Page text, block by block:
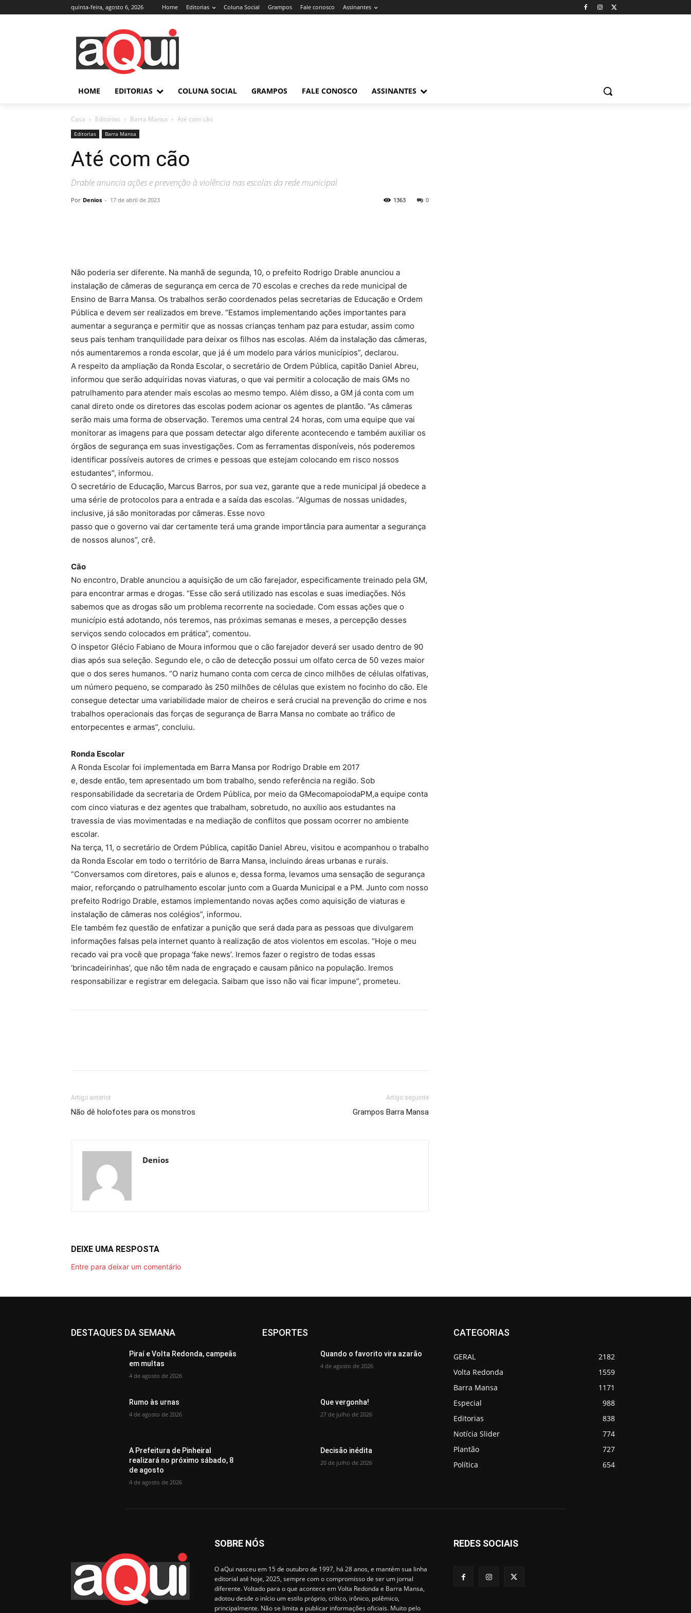
quinta-feira, agosto 6, 2026 Home Editorias Coluna Social Grampos Fale conosco Assinantes
HOME EDITORIAS COLUNA SOCIAL GRAMPOS FALE CONOSCO ASSINANTES
Casa Editorias Barra Mansa Até com cão
Editorias Barra Mansa
Até com cão
Drable anuncia ações e prevenção à violência nas escolas da rede municipal
Por Denios - 17 de abril de 2023 0
1363
Não poderia ser diferente. Na manhã de segunda, 10, o prefeito Rodrigo Drable anunciou a
instalação de câmeras de segurança em cerca de 70 escolas e creches da rede municipal de
Ensino de Barra Mansa. Os trabalhos serão coordenados pelas secretarias de Educação e Ordem
Pública e devem ser realizados em breve. “Estamos implementando ações importantes para
aumentar a segurança e permitir que as nossas crianças tenham paz para estudar, assim como
seus pais tenham tranquilidade para deixar os filhos nas escolas. Além da instalação das câmeras,
nós aumentaremos a ronda escolar, que já é um modelo para vários municípios”, declarou.
A respeito da ampliação da Ronda Escolar, o secretário de Ordem Pública, capitão Daniel Abreu,
informou que serão adquiridas novas viaturas, o que vai permitir a colocação de mais GMs no
patrulhamento para atender mais escolas ao mesmo tempo. Além disso, a GM já conta com um
canal direto onde os diretores das escolas podem acionar os agentes de plantão. “As câmeras
serão mais uma forma de observação. Teremos uma central 24 horas, com uma equipe que vai
monitorar as imagens para que possam detectar algo diferente acontecendo e também auxiliar os
órgãos de segurança em suas investigações. Com as ferramentas disponíveis, nós poderemos
identificar possíveis autores de crimes e pessoas que estejam colocando em risco nossos
estudantes”, informou.
O secretário de Educação, Marcus Barros, por sua vez, garante que a rede municipal já obedece a
uma série de protocolos para a entrada e a saída das escolas. “Algumas de nossas unidades,
inclusive, já são monitoradas por câmeras. Esse novo
passo que o governo vai dar certamente terá uma grande importância para aumentar a segurança
de nossos alunos”, crê.
Cão
No encontro, Drable anunciou a aquisição de um cão farejador, especificamente treinado pela GM,
para encontrar armas e drogas. “Esse cão será utilizado nas escolas e suas imediações. Nós
sabemos que as drogas são um problema recorrente na sociedade. Com essas ações que o
município está adotando, nós teremos, nas próximas semanas e meses, a percepção desses
serviços sendo colocados em prática”, comentou.
O inspetor Glécio Fabiano de Moura informou que o cão farejador deverá ser usado dentro de 90
dias após sua seleção. Segundo ele, o cão de detecção possui um olfato cerca de 50 vezes maior
que o dos seres humanos. “O nariz humano conta com cerca de cinco milhões de células olfativas,
um número pequeno, se comparado às 250 milhões de células que existem no focinho do cão. Ele
consegue detectar uma variabilidade maior de cheiros e será crucial na prevenção do crime e nos
trabalhos operacionais das forças de segurança de Barra Mansa no combate ao tráfico de
entorpecentes e armas”, concluiu.
Ronda Escolar
A Ronda Escolar foi implementada em Barra Mansa por Rodrigo Drable em 2017
e, desde então, tem apresentado um bom trabalho, sendo referência na região. Sob
responsabilidade da secretaria de Ordem Pública, por meio da GMecomapoiodaPM,a equipe conta
com cinco viaturas e dez agentes que trabalham, sobretudo, no auxílio aos estudantes na
travessia de vias movimentadas e na mediação de conflitos que possam ocorrer no ambiente
escolar.
Na terça, 11, o secretário de Ordem Pública, capitão Daniel Abreu, visitou e acompanhou o trabalho
da Ronda Escolar em todo o território de Barra Mansa, incluindo áreas urbanas e rurais.
“Conversamos com diretores, pais e alunos e, dessa forma, levamos uma sensação de segurança
maior, reforçando o patrulhamento escolar junto com a Guarda Municipal e a PM. Junto com nosso
prefeito Rodrigo Drable, estamos implementando novas ações como aquisição de viaturas e
instalação de câmeras nos colégios”, informou.
Ele também fez questão de enfatizar a punição que será dada para as pessoas que divulgarem
informações falsas pela internet quanto à realização de atos violentos em escolas. “Hoje o meu
recado vai pra você que propaga ‘fake news’. Iremos fazer o registro de todas essas
‘brincadeirinhas’, que não têm nada de engraçado e causam pânico na população. Iremos
responsabilizar e registrar em delegacia. Saibam que isso não vai ficar impune”, prometeu.
Artigo anterior
Não dê holofotes para os monstros
Artigo seguinte
Grampos Barra Mansa
Denios
DEIXE UMA RESPOSTA
Entre para deixar um comentário
DESTAQUES DA SEMANA
Piraí e Volta Redonda, campeãs
em multas
4 de agosto de 2026
Rumo às urnas
4 de agosto de 2026
A Prefeitura de Pinheiral
realizará no próximo sábado, 8
de agosto
4 de agosto de 2026
ESPORTES
Quando o favorito vira azarão
4 de agosto de 2026
Que vergonha!
27 de julho de 2026
Decisão inédita
20 de julho de 2026
CATEGORIAS
GERAL
2182
Volta Redonda
1559
Barra Mansa
1171
Especial
988
Editorias
838
Notícia Slider
774
Plantão
727
Política
654
SOBRE NÓS
O aQui nasceu em 15 de outubro de 1997, há 28 anos, e mantém sua linha
editorial até hoje, 2025, sempre com o compromisso de ser um jornal
diferente. Voltado para o que acontece em Volta Redonda e Barra Mansa,
adotou desde o início um estilo próprio, crítico, irônico, polêmico,
principalmente. Não se limita a publicar informações oficiais. Muito pelo
REDES SOCIAIS